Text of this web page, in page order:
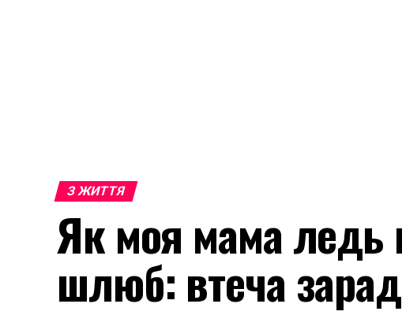
З ЖИТТЯ
Як моя мама ледь
шлюб: втеча